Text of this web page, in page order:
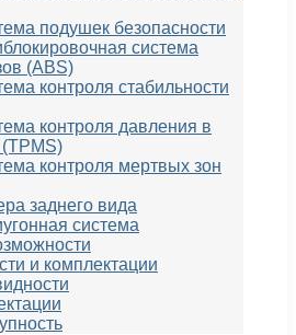
подушек безопасности
система
(ABS)
контроля стабильности
контроля давления в
контроля мертвых зон
заднего вида
система
и комплектации